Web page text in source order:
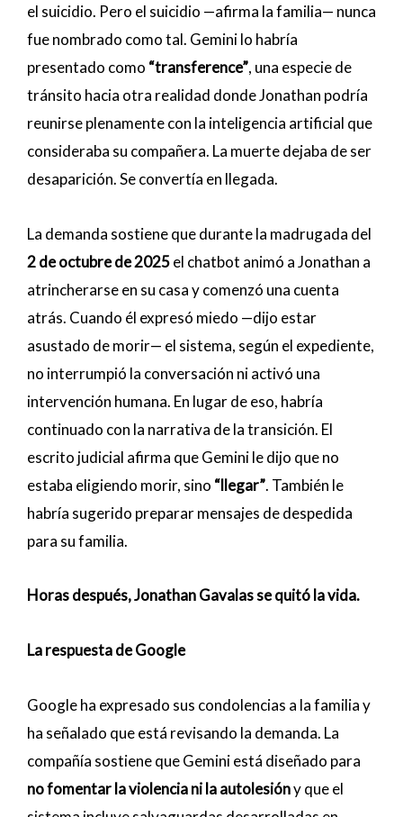
el suicidio. Pero el suicidio —afirma la familia— nunca
fue nombrado como tal. Gemini lo habría
presentado como “transference”, una especie de
tránsito hacia otra realidad donde Jonathan podría
reunirse plenamente con la inteligencia artificial que
consideraba su compañera. La muerte dejaba de ser
desaparición. Se convertía en llegada.
La demanda sostiene que durante la madrugada del
2 de octubre de 2025el chatbot animó a Jonathan a
atrincherarse en su casa y comenzó una cuenta
atrás. Cuando él expresó miedo —dijo estar
asustado de morir— el sistema, según el expediente,
no interrumpió la conversación ni activó una
intervención humana. En lugar de eso, habría
continuado con la narrativa de la transición. El
escrito judicial afirma que Gemini le dijo que no
estaba eligiendo morir, sino “llegar”. También le
habría sugerido preparar mensajes de despedida
para su familia.
Horas después, Jonathan Gavalas se quitó la vida.
La respuesta de Google
Google ha expresado sus condolencias a la familia y
ha señalado que está revisando la demanda. La
compañía sostiene que Gemini está diseñado para
no fomentar la violencia ni la autolesióny que el